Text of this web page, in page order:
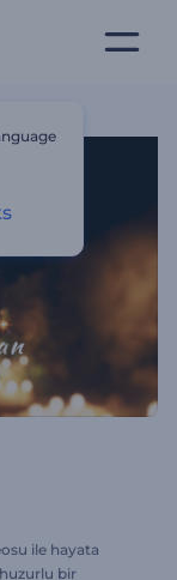
ile hayata
bir